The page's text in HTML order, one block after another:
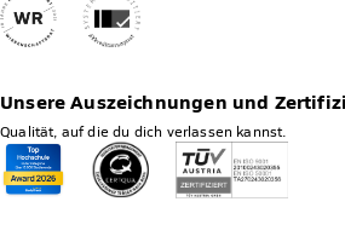
Unsere Auszeichnungen und
Qualität, auf die du dich verlassen kannst.